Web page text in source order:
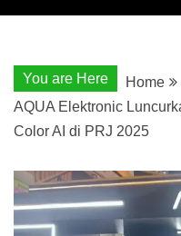
You are Here Home
AQUA Elektronic
Color AI di PRJ 2025